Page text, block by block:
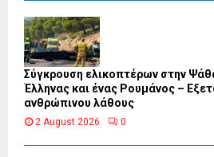
Σύγκρουση ελικοπτέρων στην
Έλληνας και ένας Ρουμάνος –
ανθρώπινου λάθους
2 August 2026 0